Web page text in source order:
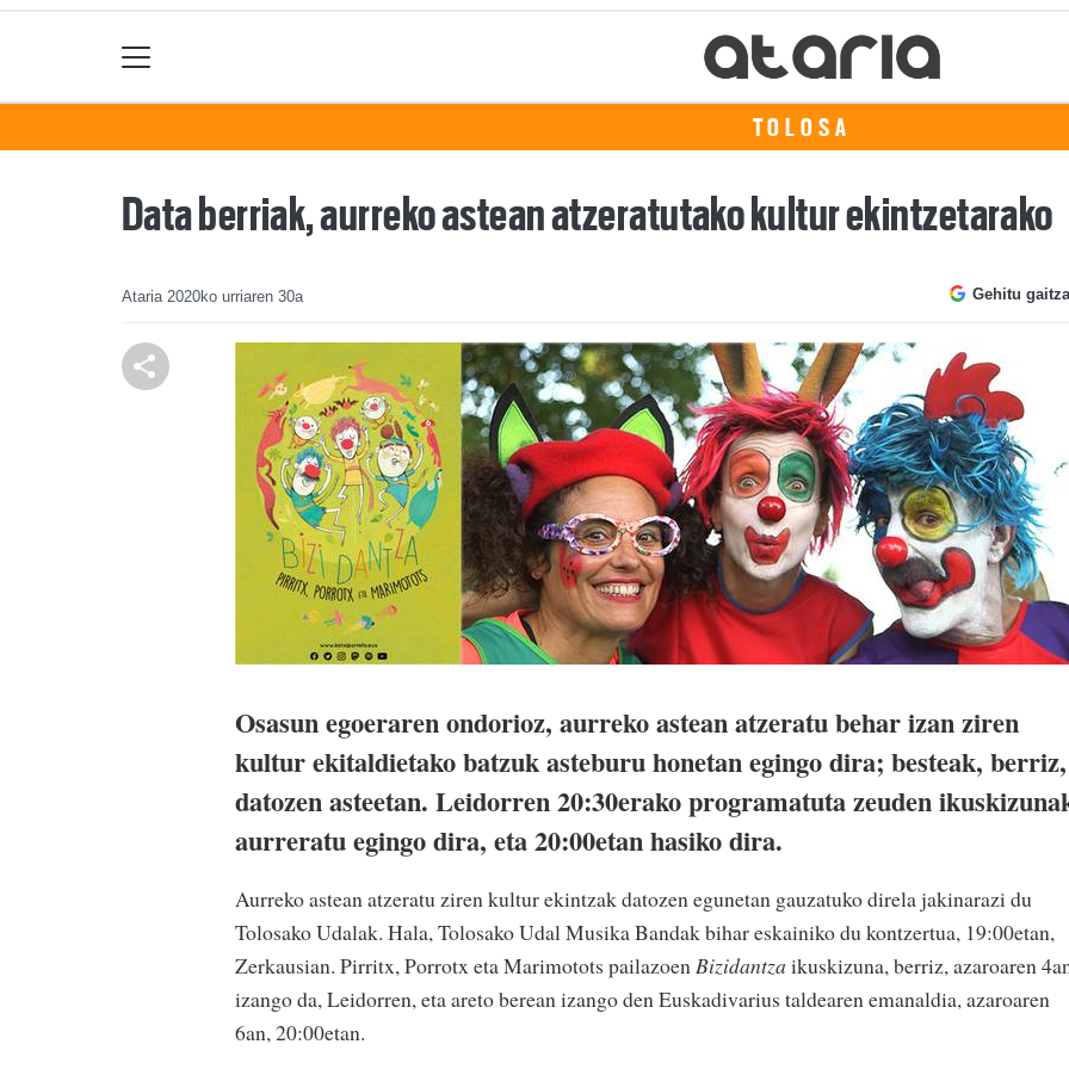
TOLOSA
Data berriak, aurreko astean atzeratutako kultur ekintzetarako
Ataria 2020ko urriaren 30a Gehitu
Osasun egoeraren ondorioz, aurreko astean atzeratu behar izan ziren
kultur ekitaldietako batzuk asteburu honetan egingo dira; besteak, berriz,
datozen asteetan. Leidorren 20:30erako programatuta zeuden
aurreratu egingo dira, eta 20:00etan hasiko dira.
Aurreko astean atzeratu ziren kultur ekintzak datozen egunetan gauzatuko direla jakinarazi du
Tolosako Udalak. Hala, Tolosako Udal Musika Bandak bihar eskainiko du kontzertua, 19:00etan,
Zerkausian. Pirritx, Porrotx eta Marimotots pailazoenBizidantza ikuskizuna, berriz, azaroaren
izango da, Leidorren, eta areto berean izango den Euskadivarius taldearen emanaldia, azaroaren
6an, 20:00etan.